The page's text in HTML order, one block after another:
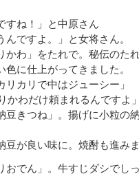
すね！」と中原さん
んですよ。」と女将さん。
かわ」をたれで。秘伝のた
に仕上がってきました。
リカリで中はジューシー」
かわだけ頼まれるんですよ
豆きつね」。揚げに小粒の
豆が良い味に。焼酎も進み
おでん」。牛すじダシでし